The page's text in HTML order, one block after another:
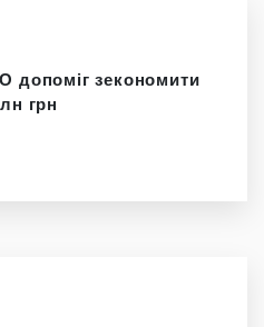
допоміг зекономити
грн